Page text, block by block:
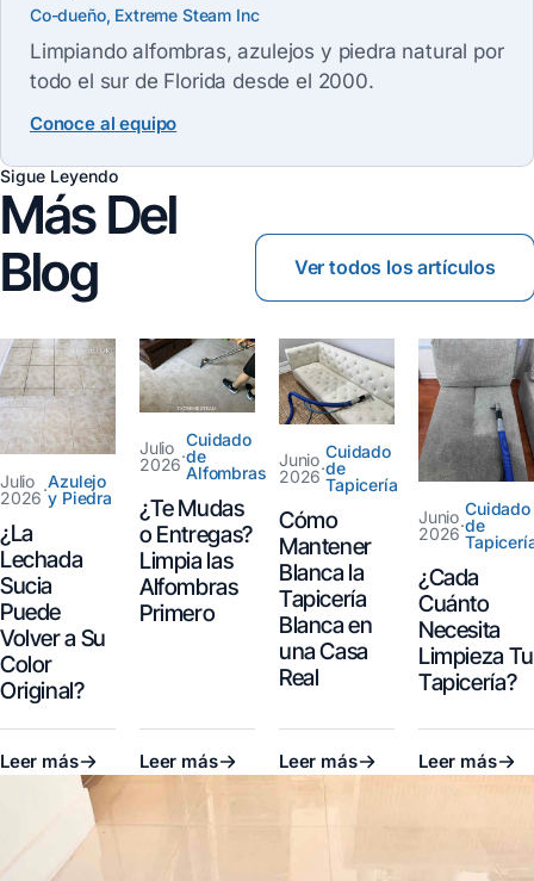
Co-dueño, Extreme Steam Inc
Limpiando alfombras, azulejos y piedra natural por
todo el sur de Florida desde el 2000.
Conoce al equipo
Sigue Leyendo
Más Del
Blog
Ver todos los artículos
Julio
2026·Azulejo
y Piedra
¿La
Lechada
Sucia
Puede
Volver a Su
Color
Original?
Leer más
Julio
2026·
Cuidado
de
Alfombras
¿Te Mudas
o Entregas?
Limpia las
Alfombras
Primero
Leer más
Junio
2026·
Cuidado
de
Tapicería
Cómo
Mantener
Blanca la
Tapicería
Blanca en
una Casa
Real
Leer más
Junio
2026·
Cuidado
de
¿Cada
Cuánto
Necesita
Limpieza Tu
Tapicería?
Leer más